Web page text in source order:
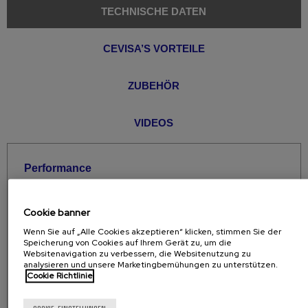
TECHNISCHE DATEN
CEVISA’S VORTEILE
ZUBEHÖR
VIDEOS
Performance
Maximale Abschrägung in einem Lauf: 12 mm *
empfohlen: 17 mm *
Maximale empfohlene Dicke: Platten und Rohre
bis 20 mm
Cookie banner
Wenn Sie auf „Alle Cookies akzeptieren“ klicken, stimmen Sie der
Speicherung von Cookies auf Ihrem Gerät zu, um die
Websitenavigation zu verbessern, die Websitenutzung zu
analysieren und unsere Marketingbemühungen zu unterstützen.
Cookie Richtlinie